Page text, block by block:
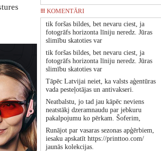
KOMENTĀRI
tik foršas bildes, bet nevaru ciest, ja
fotogrāfs horizonta līniju neredz. Jūras
slimību skatoties var
tik foršas bildes, bet nevaru ciest, ja
fotogrāfs horizonta līniju neredz. Jūras
slimību skatoties var
Tāpēc Latvijai neiet, ka valsts aģentūras
vada pesteļotājas un antivakseri.
Neatbalstu, jo tad jau kāpēc neviens
neatstākj dzeramnaudu par jebkuru
pakalpojumu ko pērkam. Šoferim,
Runājot par vasaras sezonas apģērbiem,
iesaku apskatīt https://printtoo.com/
jaunās kolekcijas.